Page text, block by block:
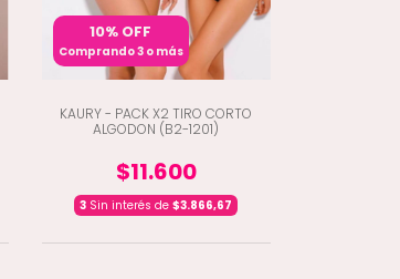
10% OFF
Comprando 3 o más
KAURY - PACK X2 TIRO CORTO
ALGODON (B2-1201)
$11.600
3 Sin interés de$3.866,67